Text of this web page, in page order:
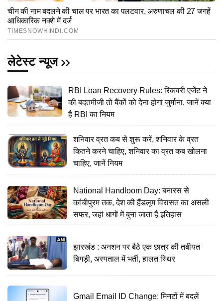
लेटेस्ट न्यूज
RBI Loan Recovery Rules: रिकवरी एजेंट ने
की बदतमीजी तो बैंकों को देना होगा जुर्माना, जानें क्या
है RBI का नियम
शनिवार व्रत कब से शुरू करें, शनिवार के व्रत
कितने करने चाहिए, शनिवार का व्रत कब खोलना
चाहिए, जानें नियम
National Handloom Day: बनारस से
कांचीपुरम तक, देश की हैंडलूम विरासत का असली
सफर, जहां धागों में बुना जाता है इतिहास
झारखंड : अनशन पर बैठे एक छात्र की तबीयत
बिगड़ी, अस्पताल में भर्ती, हालत स्थिर
Gmail Email ID Change: मिनटों में बदलें